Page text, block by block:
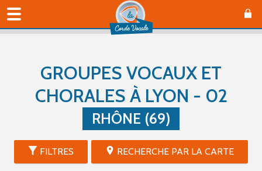
GROUPES VOCAUX ET
CHORALES À LYON - 02
RHÔNE (69)
FILTRES RECHERCHE PAR LA CARTE